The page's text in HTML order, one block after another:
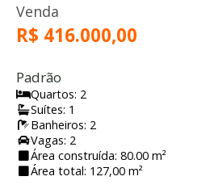
Venda
R$ 416.000,00
Padrão
Quartos: 2
Suítes: 1
Banheiros: 2
Vagas: 2
Área construída: 80.00 m²
Área total: 127,00 m²